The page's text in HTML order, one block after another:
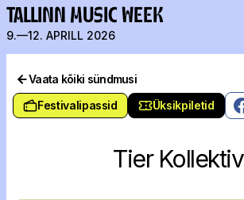
TALLINN MUSIC WEEK
9.—12. APRILL 2026
Vaata kõiki sündmusi
Festivalipassid
Üksikpiletid
Tier Kollektiv